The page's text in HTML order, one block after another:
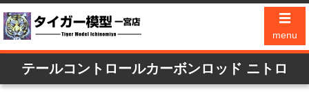
☰
menu
テールコントロールカーボンロッド ニトロ